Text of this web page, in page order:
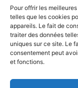
Pour offrir les
telles que les cookies
appareils. Le fait de
traiter des données
uniques sur ce site. Le
consentement peut
et fonctions.
©